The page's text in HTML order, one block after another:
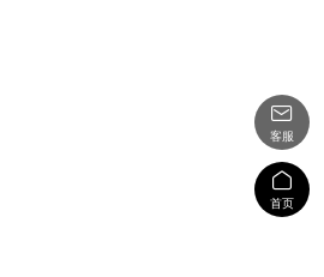

客服

首页